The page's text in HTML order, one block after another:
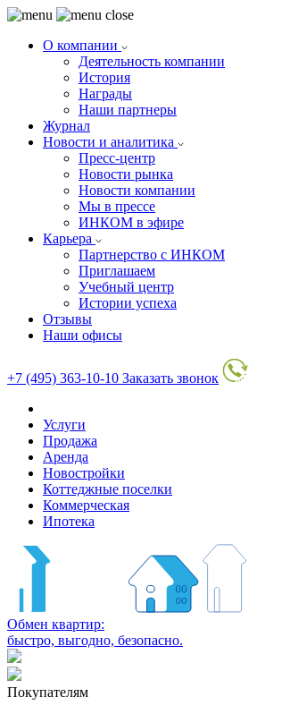
О компании
Деятельность компании
История
Награды
Наши партнеры
Журнал
Новости и аналитика
Пресс-центр
Новости рынка
Новости компании
Мы в прессе
ИНКОМ в эфире
Карьера
Партнерство с ИНКОМ
Приглашаем
Учебный центр
Истории успеха
Отзывы
Наши офисы
+7 (495) 363-10-10 Заказать звонок
Услуги
Продажа
Аренда
Новостройки
Коттеджные поселки
Коммерческая
Ипотека
Обмен квартир:
быстро, выгодно, безопасно.
Покупателям